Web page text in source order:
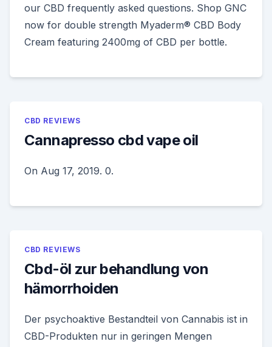
our CBD frequently asked questions. Shop GNC
now for double strength Myaderm® CBD Body
Cream featuring 2400mg of CBD per bottle.
CBD REVIEWS
Cannapresso cbd vape oil
On Aug 17, 2019. 0.
CBD REVIEWS
Cbd-öl zur behandlung von
hämorrhoiden
Der psychoaktive Bestandteil von Cannabis ist in
CBD-Produkten nur in geringen Mengen